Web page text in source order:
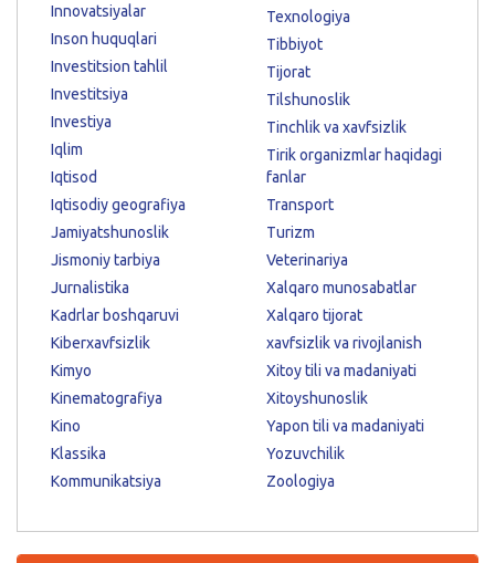
Innovatsiyalar
Inson huquqlari
Investitsion tahlil
Investitsiya
Investiya
Iqlim
Iqtisod
Iqtisodiy geografiya
Jamiyatshunoslik
Jismoniy tarbiya
Jurnalistika
Kadrlar boshqaruvi
Kiberxavfsizlik
Kimyo
Kinematografiya
Kino
Klassika
Kommunikatsiya
Texnologiya
Tibbiyot
Tijorat
Tilshunoslik
Tinchlik va xavfsizlik
Tirik organizmlar haqidagi
fanlar
Transport
Turizm
Veterinariya
Xalqaro munosabatlar
Xalqaro tijorat
xavfsizlik va rivojlanish
Xitoy tili va madaniyati
Xitoyshunoslik
Yapon tili va madaniyati
Yozuvchilik
Zoologiya